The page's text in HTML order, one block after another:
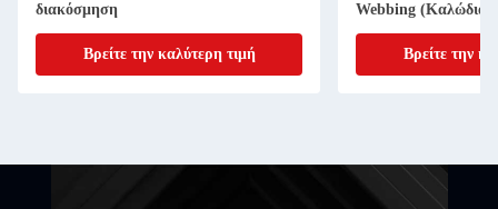
Βρείτε την καλύτερη τιμή
Webbing (Καλώδια από
βαμβάκι για ρούχα και
Βρείτε την καλύτερη